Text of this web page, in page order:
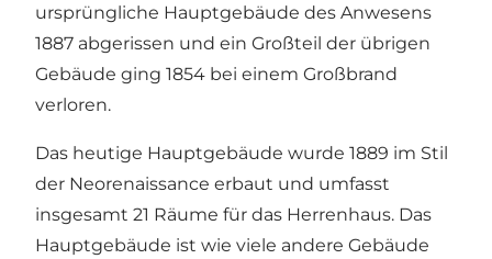
ursprüngliche Hauptgebäude des Anwesens
1887 abgerissen und ein Großteil der übrigen
Gebäude ging 1854 bei einem Großbrand
verloren.
Das heutige Hauptgebäude wurde 1889 im Stil
der Neorenaissance erbaut und umfasst
insgesamt 21 Räume für das Herrenhaus. Das
Hauptgebäude ist wie viele andere Gebäude